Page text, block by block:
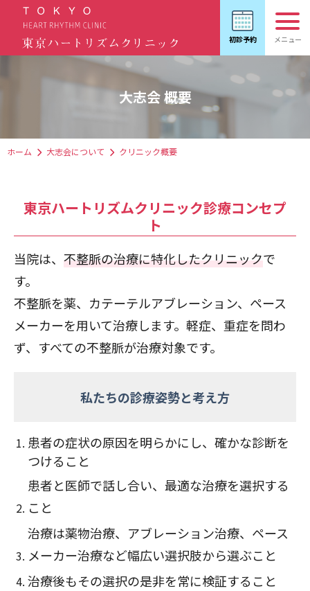
大志会 概要
ホーム 大志会について クリニック概要
東京ハートリズムクリニック診療コンセプ
ト
当院は、 不整脈の治療に特化したクリニックで
す。
不整脈を薬、カテーテルアブレーション、ペース
メーカーを用いて治療します。軽症、重症を問わ
ず、すべての不整脈が治療対象です。
私たちの診療姿勢と考え方
患者の症状の原因を明らかにし、確かな診断を
つけること
患者と医師で話し合い、最適な治療を選択する
こと
治療は薬物治療、アブレーション治療、ペース
メーカー治療など幅広い選択肢から選ぶこと
治療後もその選択の是非を常に検証すること